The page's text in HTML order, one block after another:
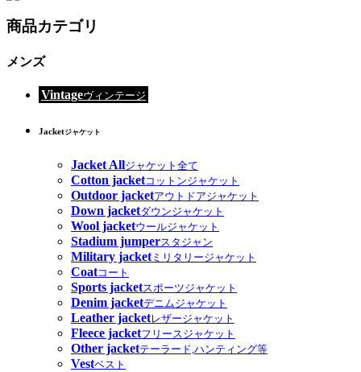
商品カテゴリ
メンズ
Vintageヴィンテージ
Jacketジャケット
Jacket Allジャケット全て
Cotton jacketコットンジャケット
Outdoor jacketアウトドアジャケット
Down jacketダウンジャケット
Wool jacketウールジャケット
Stadium jumperスタジャン
Military jacketミリタリージャケット
Coatコート
Sports jacketスポーツジャケット
Denim jacketデニムジャケット
Leather jacketレザージャケット
Fleece jacketフリースジャケット
Other jacketテーラード,ハンティング等
Vestベスト